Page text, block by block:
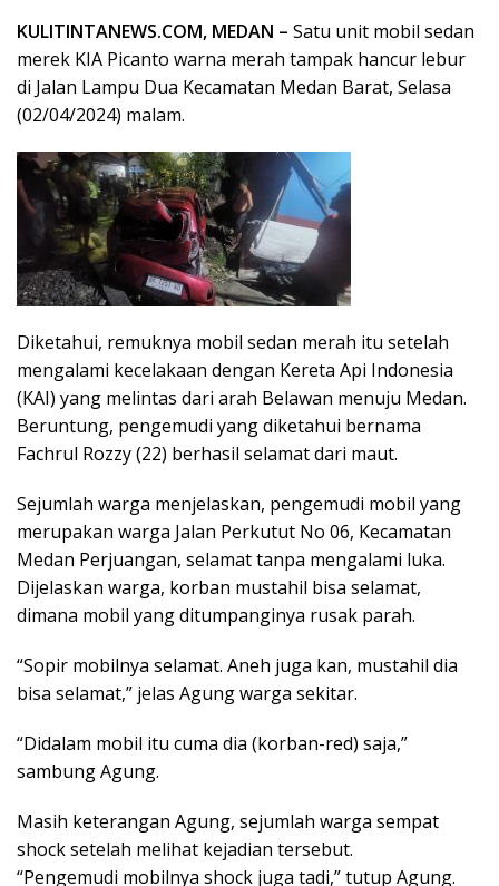
KULITINTANEWS.COM, MEDAN – Satu unit mobil sedan
merek KIA Picanto warna merah tampak hancur lebur
di Jalan Lampu Dua Kecamatan Medan Barat, Selasa
(02/04/2024) malam.
Diketahui, remuknya mobil sedan merah itu setelah
mengalami kecelakaan dengan Kereta Api Indonesia
(KAI) yang melintas dari arah Belawan menuju Medan.
Beruntung, pengemudi yang diketahui bernama
Fachrul Rozzy (22) berhasil selamat dari maut.
Sejumlah warga menjelaskan, pengemudi mobil yang
merupakan warga Jalan Perkutut No 06, Kecamatan
Medan Perjuangan, selamat tanpa mengalami luka.
Dijelaskan warga, korban mustahil bisa selamat,
dimana mobil yang ditumpanginya rusak parah.
“Sopir mobilnya selamat. Aneh juga kan, mustahil dia
bisa selamat,” jelas Agung warga sekitar.
“Didalam mobil itu cuma dia (korban-red) saja,”
sambung Agung.
Masih keterangan Agung, sejumlah warga sempat
shock setelah melihat kejadian tersebut.
“Pengemudi mobilnya shock juga tadi,” tutup Agung.